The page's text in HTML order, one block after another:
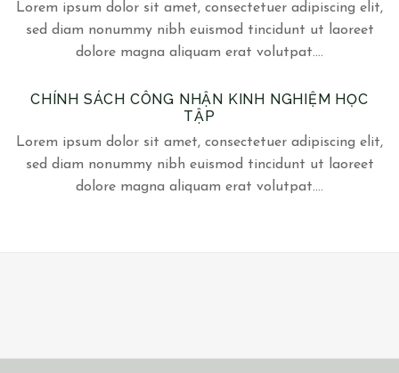
Lorem ipsum dolor sit amet, consectetuer adipiscing elit,
sed diam nonummy nibh euismod tincidunt ut laoreet
dolore magna aliquam erat volutpat….
CHÍNH SÁCH CÔNG NHẬN KINH NGHIỆM HỌC
TẬP
Lorem ipsum dolor sit amet, consectetuer adipiscing elit,
sed diam nonummy nibh euismod tincidunt ut laoreet
dolore magna aliquam erat volutpat….